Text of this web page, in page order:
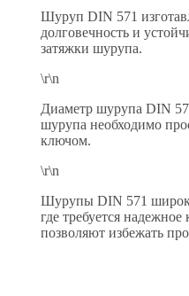
Шуруп DIN 571
долговечность и
затяжки шурупа.
\r\n
Диаметр шурупа DIN
шурупа необходимо
ключом.
\r\n
Шурупы DIN 571 широко
где требуется
позволяют избежать